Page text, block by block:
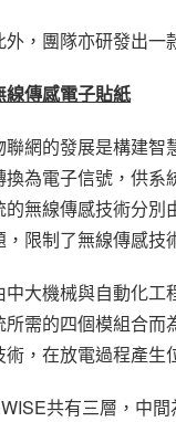
外，團隊亦研發出一
線傳感電子貼紙
聯網的發展是構建智
換為電子信號，供系
的無線傳感技術分別
，限制了無線傳感技
中大機械與自動化工
所需的四個模組合而
術，在放電過程產生
共有三層，中